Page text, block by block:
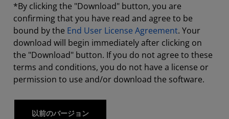
*By clicking the "Download" button, you are
confirming that you have read and agree to be
bound by the End User License Agreement. Your
download will begin immediately after clicking on
the "Download" button. If you do not agree to these
terms and conditions, you do not have a license or
permission to use and/or download the software.
以前のバージョン